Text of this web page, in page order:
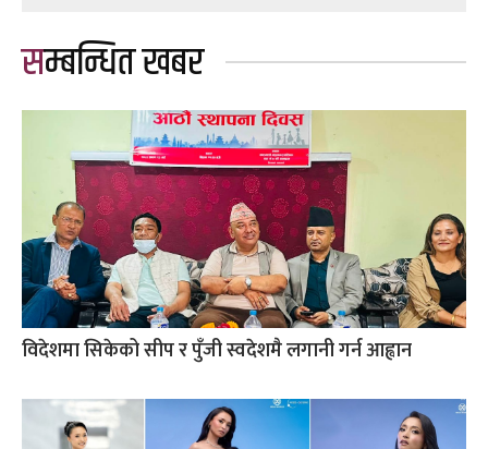
सम्बन्धित खबर
विदेशमा सिकेको सीप र पुँजी स्वदेशमै लगानी गर्न आह्वान